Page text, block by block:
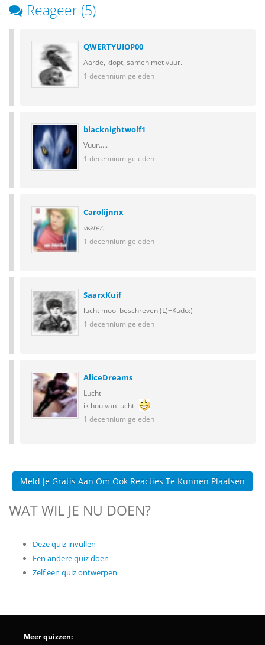
Reageer (5)
QWERTYUIOP00
Aarde, klopt, samen met vuur.
1 decennium geleden
blacknightwolf1
Vuur.....
1 decennium geleden
Carolijnnx
water.
1 decennium geleden
SaarxKuif
lucht mooi beschreven (L)+Kudo:)
1 decennium geleden
AliceDreams
Lucht
ik hou van lucht
1 decennium geleden
Meld Je Gratis Aan Om Ook Reacties Te Kunnen Plaatsen
WAT WIL JE NU DOEN?
Deze quiz invullen
Een andere quiz doen
Zelf een quiz ontwerpen
Meer quizzen: